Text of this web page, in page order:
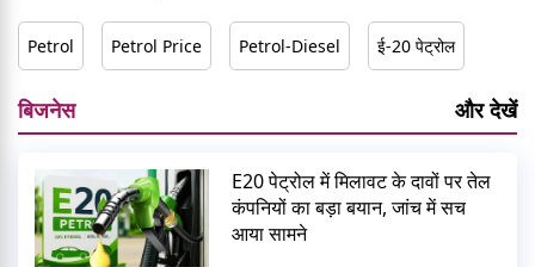
Petrol Petrol Price Petrol-Diesel ई-20 पेट्रोल
बिजनेस और देखें
E20 पेट्रोल में मिलावट के दावों पर तेल
कंपनियों का बड़ा बयान, जांच में सच
आया सामने